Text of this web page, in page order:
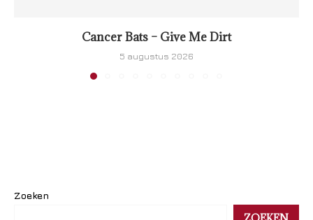
Cancer Bats – Give Me Dirt
5 augustus 2026
Zoeken